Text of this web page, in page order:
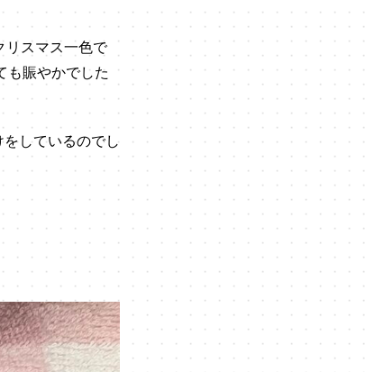
スマス一色で
も賑やかでした
しているのでし